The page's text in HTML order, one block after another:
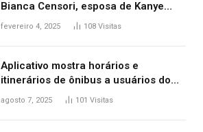
Bianca Censori, esposa de Kanye
West que apareceu nua no Grammy
fevereiro 4, 2025 108 Visitas
Aplicativo mostra horários e
itinerários de ônibus a usuários do
transporte público de Palmas; confira
agosto 7, 2025 101 Visitas